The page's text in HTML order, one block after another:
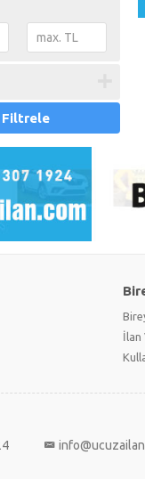
Filtrele
İlan